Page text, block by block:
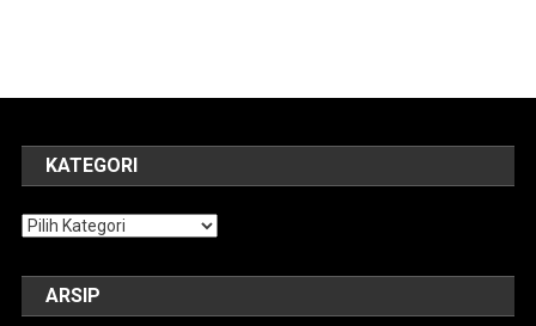
KATEGORI
Kategori
ARSIP